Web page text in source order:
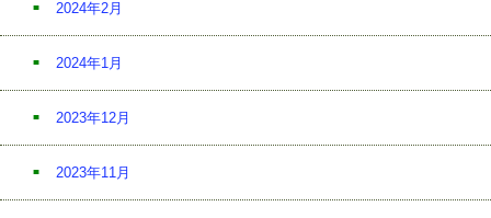
2024年2月
2024年1月
2023年12月
2023年11月